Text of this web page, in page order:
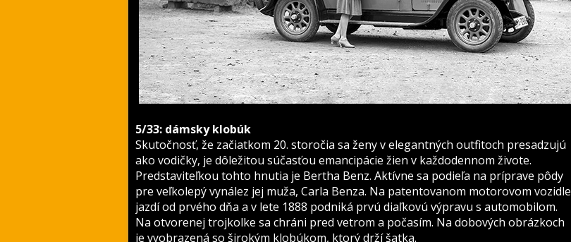
5/33: dámsky klobúk
Skutočnosť, že začiatkom 20. storočia sa ženy v elegantných outfitoch presadzujú
ako vodičky, je dôležitou súčasťou emancipácie žien v každodennom živote.
Predstaviteľkou tohto hnutia je Bertha Benz. Aktívne sa podieľa na príprave pôdy
pre veľkolepý vynález jej muža, Carla Benza. Na patentovanom motorovom vozidle
jazdí od prvého dňa a v lete 1888 podniká prvú diaľkovú výpravu s automobilom.
Na otvorenej trojkolke sa chráni pred vetrom a počasím. Na dobových obrázkoch
je vyobrazená so širokým klobúkom, ktorý drží šatka.